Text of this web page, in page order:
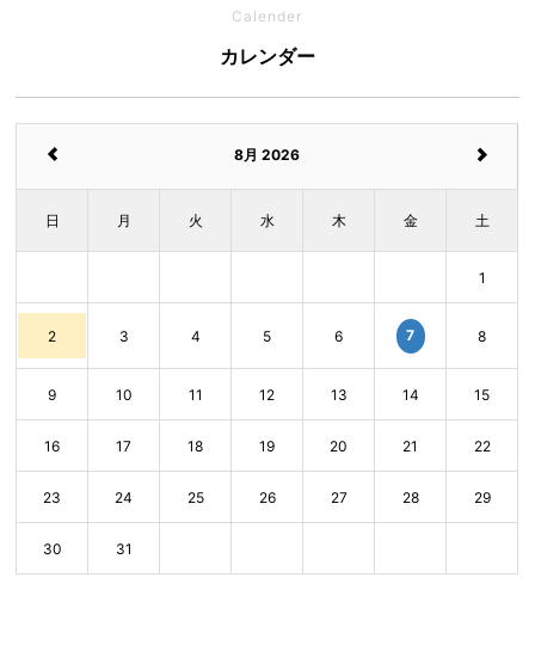
Calender
カレンダー
8月 2026
日 月 火 水 木 金 土
1
2 3 4 5 6 7 8
9 10 11 12 13 14 15
16 17 18 19 20 21 22
23 24 25 26 27 28 29
30 31